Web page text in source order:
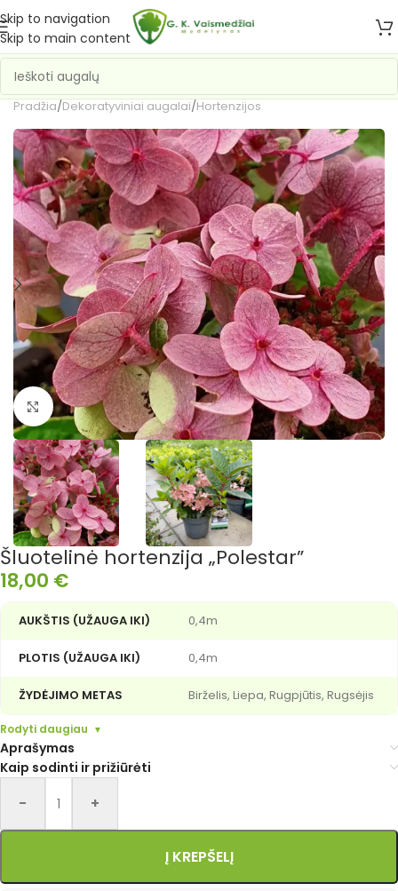
Skip to navigation
Skip to main content
Pradžia/Dekoratyviniai augalai/Hortenzijos
Išdidinti nuotrauką
Šluotelinė hortenzija „Polestar”
18,00 €
AUKŠTIS (UŽAUGA IKI) 0,4m
PLOTIS (UŽAUGA IKI) 0,4m
ŽYDĖJIMO METAS Birželis, Liepa, Rugpjūtis, Rugsėjis
Rodyti daugiau
Aprašymas
Kaip sodinti ir prižiūrėti
- +
Į KREPŠELĮ